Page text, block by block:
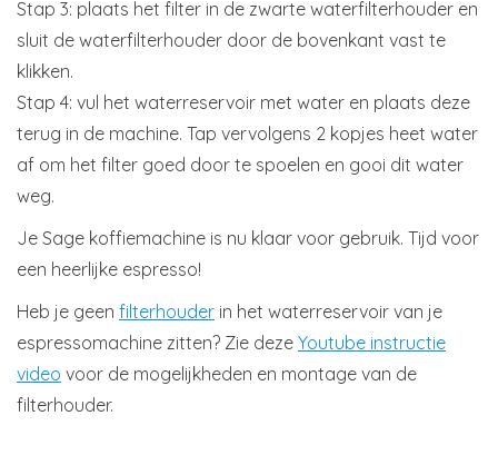
Stap 3: plaats het filter in de zwarte waterfilterhouder en
sluit de waterfilterhouder door de bovenkant vast te
klikken.
Stap 4: vul het waterreservoir met water en plaats deze
terug in de machine. Tap vervolgens 2 kopjes heet water
af om het filter goed door te spoelen en gooi dit water
weg.
Je Sage koffiemachine is nu klaar voor gebruik. Tijd voor
een heerlijke espresso!
Heb je geen filterhouder in het waterreservoir van je
espressomachine zitten? Zie deze Youtube instructie
video voor de mogelijkheden en montage van de
filterhouder.